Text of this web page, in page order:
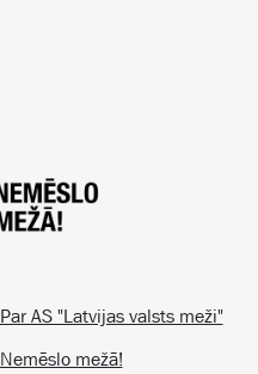
Par AS "Latvijas valsts meži"
Nemēslo mežā!